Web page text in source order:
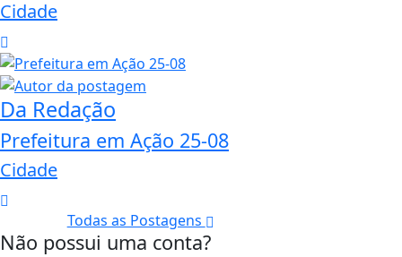
Cidade
Da Redação
Prefeitura em Ação 25-08
Cidade
Todas as Postagens
Não possui uma conta?